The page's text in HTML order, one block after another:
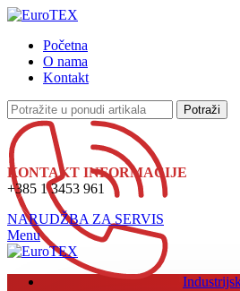
Početna
O nama
Kontakt
Potraži
KONTAKT INFORMACIJE
+385 1 3453 961
NARUDŽBA ZA SERVIS
Menu